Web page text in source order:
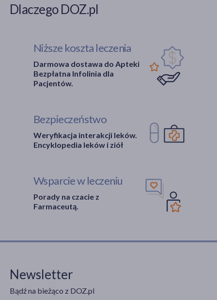
Dlaczego DOZ.pl
Niższe koszta leczenia
Darmowa dostawa do Apteki
Bezpłatna Infolinia dla
Pacjentów.
Bezpieczeństwo
Weryfikacja interakcji leków.
Encyklopedia leków i ziół
Wsparcie w leczeniu
Porady na czacie z
Farmaceutą.
Newsletter
Bądź na bieżąco z DOZ.pl